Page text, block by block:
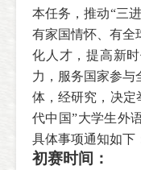
本任务，推动“三
有家国情怀、有全
化人才，提高新
力，服务国家参与
体，经研究，决定
代中国”大学生外
具体事项通知如下
初赛时间：